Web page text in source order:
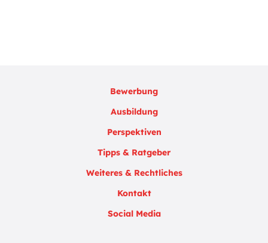
Bewerbung
Ausbildung
Perspektiven
Tipps & Ratgeber
Weiteres & Rechtliches
Kontakt
Social Media